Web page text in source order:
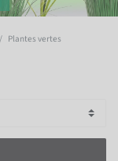
Plantes vertes